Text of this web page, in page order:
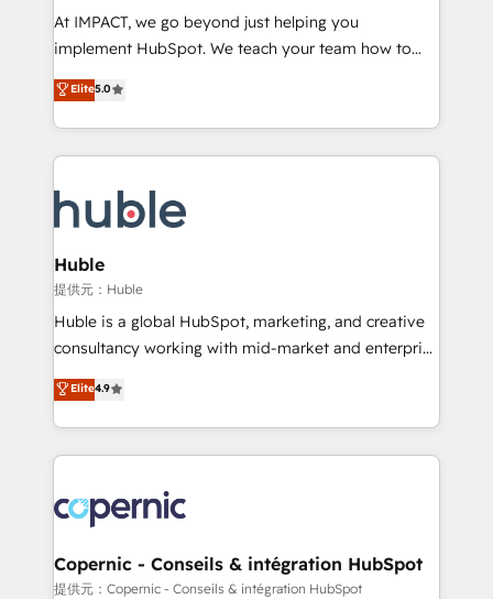
WooCommerce 💲 Stripe or Paypal 💰 Sage or
Netsuite 🤖 Google or Microsoft ✍️ DocuSign or
the rare Advanced "Custom Integrations"
Accreditation, securely sync data across... 🔄 any
new HubSpot portal with Advanced Website and
CRM Migrations using our in-house "HubScrub" Tool.
At IMPACT, we go beyond just helping you
implement HubSpot. We teach your team how to
master it. As the creators of the Endless Customers
System™ (the next evolution of They Ask, You
Answer), we’re the only HubSpot partner built
entirely around coaching and training. That means
skills, processes, and internal team you need to
attract the right buyers, close deals faster, and grow
without outside dependencies. You’ll learn how to: •
Set up, audit, and organize your HubSpot portal •
Get your sales team fully using HubSpot • Track
pipeline and revenue across the entire buyer journey
growth • Create content and videos that attract
buyers • Use AI to scale smarter Our coaching-led
lasts. So if you're ready to become the most trusted
voice in your market, let’s talk.
Elite5.0
Huble
提供元：Huble
Huble is a global HubSpot, marketing, and creative
consultancy working with mid-market and enterprise
businesses. We go beyond implementation, shaping
the strategy, processes, and teams that turn
HubSpot into a genuine growth engine. Named
HubSpot's Global Partner of the Year in 2024,
worldwide, and with over 15 years in the ecosystem,
Huble has built a track record that speaks for itself.
One company, one operating model, delivering
across offices and consulting teams in the UK, USA,
Elite4.9
Copernic - Conseils & intégration HubSpot
提供元：Copernic - Conseils & intégration HubSpot